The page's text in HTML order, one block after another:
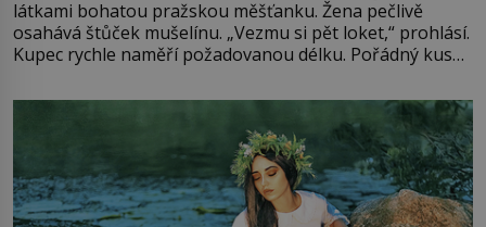
látkami bohatou pražskou měšťanku. Žena pečlivě
osahává štůček mušelínu. „Vezmu si pět loket,“ prohlásí.
Kupec rychle naměří požadovanou délku. Pořádný kus
milostpaní. Stačí jenom na sukni,“ zhodnotí švadlena
množství růžového mušelínu. „Ošidili vás, podívejte.“